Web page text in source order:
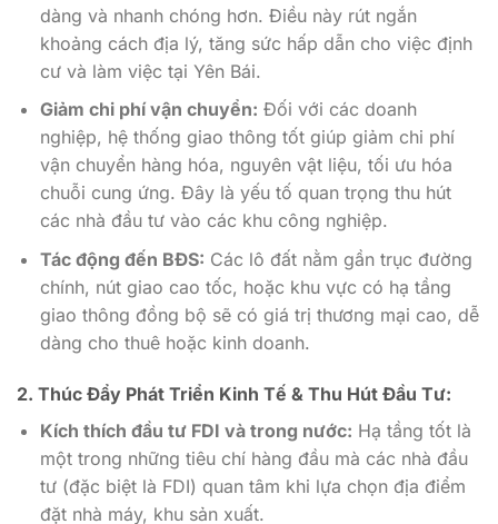
dàng và nhanh chóng hơn. Điều này rút ngắn
khoảng cách địa lý, tăng sức hấp dẫn cho việc định
cư và làm việc tại Yên Bái.
Giảm chi phí vận chuyển: Đối với các doanh
nghiệp, hệ thống giao thông tốt giúp giảm chi phí
vận chuyển hàng hóa, nguyên vật liệu, tối ưu hóa
chuỗi cung ứng. Đây là yếu tố quan trọng thu hút
các nhà đầu tư vào các khu công nghiệp.
Tác động đến BĐS: Các lô đất nằm gần trục đường
chính, nút giao cao tốc, hoặc khu vực có hạ tầng
giao thông đồng bộ sẽ có giá trị thương mại cao, dễ
dàng cho thuê hoặc kinh doanh.
2. Thúc Đẩy Phát Triển Kinh Tế & Thu Hút Đầu Tư:
Kích thích đầu tư FDI và trong nước: Hạ tầng tốt là
một trong những tiêu chí hàng đầu mà các nhà đầu
tư (đặc biệt là FDI) quan tâm khi lựa chọn địa điểm
đặt nhà máy, khu sản xuất.